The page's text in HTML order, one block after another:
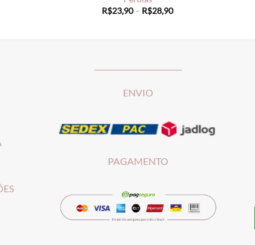
R$23,90 – R$28,90Price
ENVIO
PAGAMENTO